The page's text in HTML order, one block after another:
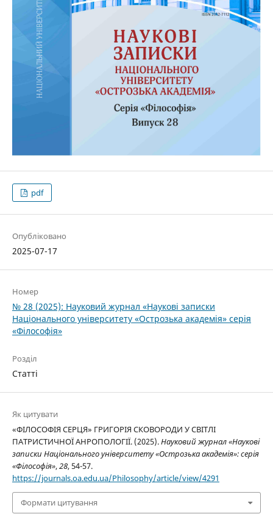
pdf
Опубліковано
2025-07-17
Номер
№ 28 (2025): Науковий журнал «Наукові записки
Національного університету «Острозька академія» серія
«Філософія»
Розділ
Статті
Як цитувати
«ФІЛОСОФІЯ СЕРЦЯ» ГРИГОРІЯ СКОВОРОДИ У СВІТЛІ
ПАТРИСТИЧНОЇ АНРОПОЛОГІЇ. (2025).Науковий журнал «Наукові
записки Національного університету «Острозька академія»: серія
«Філософія»,28, 54-57.
https://journals.oa.edu.ua/Philosophy/article/view/4291
Формати цитування